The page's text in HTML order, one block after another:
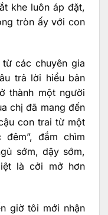
khe luôn áp đặt,
tròn ấy với con
các chuyên gia
trả lời hiểu bản
thành một người
chị đã mang đến
con trai từ một
đắm chìm
sớm, dậy sớm,
là cởi mở hơn
giờ tôi mới nhận